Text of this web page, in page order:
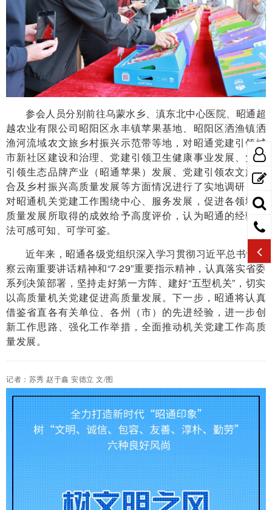
参会人员分别前往乌蒙水乡、滇东北中心医院、昭通超
越农业有限公司昭阳区永丰镇苹果基地、昭阳区洒渔镇洒
渔河流域农文旅乡村振兴示范带等地，对昭通党建引领城
市新社区建设和治理、党建引领卫生健康事业发展、党建
引领生态品牌产业（昭通苹果）发展、党建引领农文旅融
合及乡村振兴高质量发展等方面情况进行了实地调研，并
对昭通机关党建工作围绕中心、服务发展，促进各领域高
质量发展所取得的成效给予高度评价，认为昭通的经验做
法可感可知、可学可鉴。
近年来，昭通各级党组织深入学习贯彻习近平总书记考
察云南重要讲话精神和“7·29”重要指示精神，认真落实省委
系列决策部署，坚持走好第一方阵、建好“五型机关”，切实
以高质量机关党建促进高质量发展。下一步，昭通将认真
借鉴省直各有关单位、各州（市）的先进经验，进一步创
新工作思路、强化工作举措，全面推动机关党建工作高质
量发展。
记者：苏秀 赵于鑫 安德立 文/图